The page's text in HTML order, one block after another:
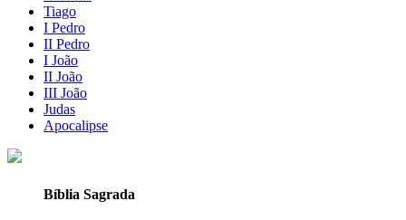
Tiago
I Pedro
II Pedro
I João
II João
III João
Judas
Apocalipse
Bíblia Sagrada